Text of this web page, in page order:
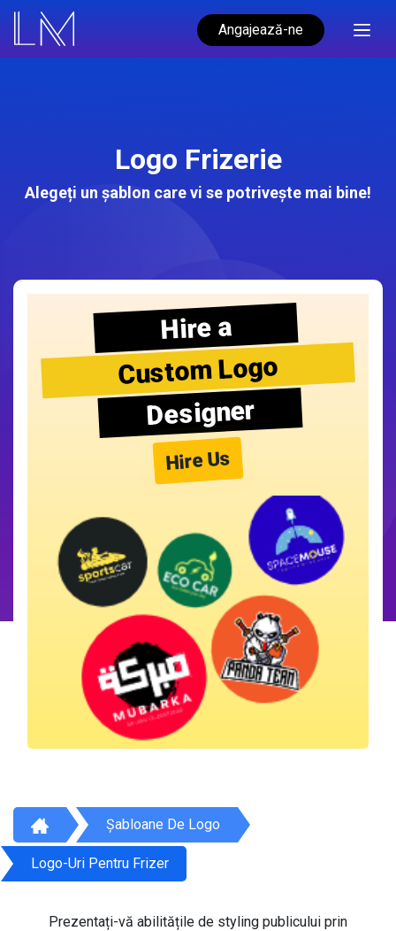
Angajează-ne
Logo Frizerie
Alegeți un șablon care vi se potrivește mai bine!
Hire a
Custom Logo
Designer
Hire Us
Șabloane De Logo
Logo-Uri Pentru Frizer
Prezentați-vă abilitățile de styling publicului prin